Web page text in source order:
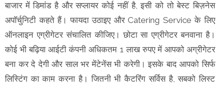
बाजार में डिमांड है और सप्लायर कोई नहीं है, इसी को तो बेस्ट बिज़नेस
अपॉर्चुनिटी कहते हैं। फायदा उठाइए और Catering Service के लिए
ऑनलाइन एग्रीगेटर संचालित कीजिए। छोटा सा एग्रीगेटर बनवाना है।
कोई भी बढ़िया आईटी कंपनी अधिकतम 1 लाख रुपए में आपको अग्रीगेटर
बना कर दे देगी और साल भर मेंटेनेंस भी करेगी। इसके बाद आपको सिर्फ
लिस्टिंग का काम करना है। जितनी भी कैटरिंग सर्विस है, सबको लिस्ट